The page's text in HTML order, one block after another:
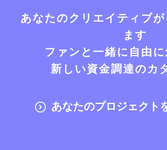
あなたのクリエイティブ
ます
ファンと一緒に自由
新しい資金調達のカ
あなたのプロジェクト